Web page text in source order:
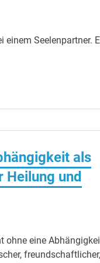
Seelenpartner.
als
und
ohne eine